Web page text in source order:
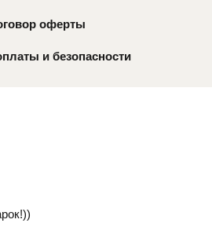
оферты
и безопасности